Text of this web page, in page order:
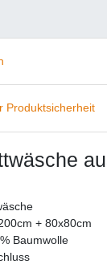
Produktsicherheit
+ 80x80cm
Baumwolle